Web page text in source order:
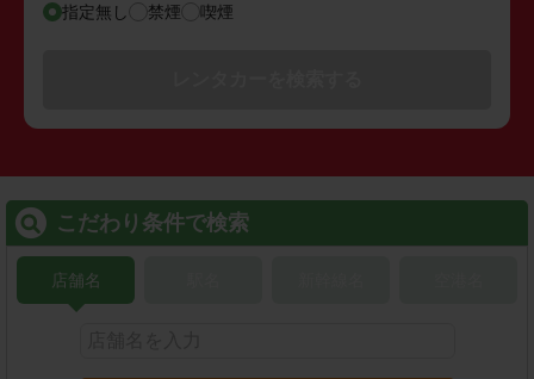
指定無し 禁煙 喫煙
こだわり条件で検索
店舗名